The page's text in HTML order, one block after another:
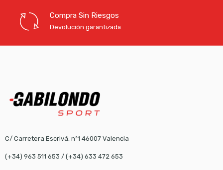
Compra Sin Riesgos
Devolución garantizada
C/ Carretera Escrivá, nº1 46007 Valencia
(+34) 963 511 653 / (+34) 633 472 653